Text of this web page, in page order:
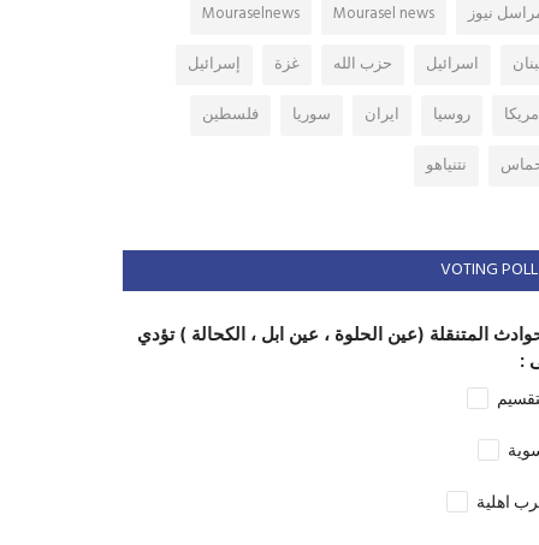
نيوز Mourasel news
Mouraselnews
اسرائيل حزب الله غزة
إسرائيل
روسيا ايران سوريا
فلسطين
نتنياهو
VOTING POLL
المتنقلة (عين الحلوة ، عين ابل ، الكحالة ) تؤدي
:
اهلية